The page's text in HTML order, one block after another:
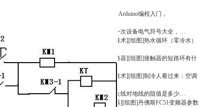
Arduino编程入门，
一次设备电气符号大全，…
制冷制热与空调技术][组图]热水循环（零冷水）
继电器接触器断路器][组图]接触器的短路环有什
么作…
制冷制热与空调技术][组图]制冷人看过来：空调
铜管…
电工基础][图文]
火线对地线的阻值是多少…
变频器与软启动器][组图]丹佛斯FC51变频器参数